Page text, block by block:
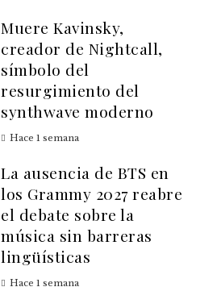
Muere Kavinsky,
creador de Nightcall,
símbolo del
resurgimiento del
synthwave moderno
Hace 1 semana
La ausencia de BTS en
los Grammy 2027 reabre
el debate sobre la
música sin barreras
lingüísticas
Hace 1 semana